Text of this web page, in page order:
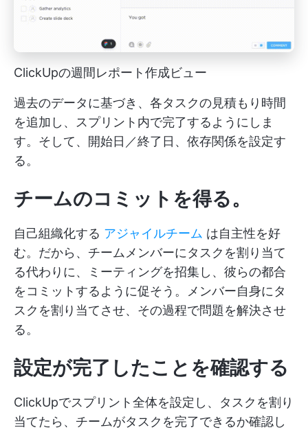
ClickUpの週間レポート作成ビュー
過去のデータに基づき、各タスクの見積もり時間
を追加し、スプリント内で完了するようにしま
す。そして、開始日／終了日、依存関係を設定す
る。
チームのコミットを得る。
自己組織化する アジャイルチーム は自主性を好
む。だから、チームメンバーにタスクを割り当て
る代わりに、ミーティングを招集し、彼らの都合
をコミットするように促そう。メンバー自身にタ
スクを割り当てさせ、その過程で問題を解決させ
る。
設定が完了したことを確認する
ClickUpでスプリント全体を設定し、タスクを割り
当てたら、チームがタスクを完了できるか確認し